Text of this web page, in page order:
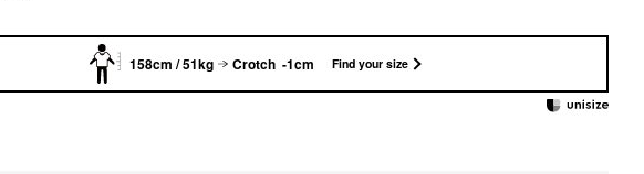
158cm / 51kg Crotch -1cm Find your size